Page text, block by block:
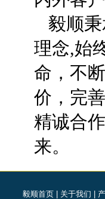
毅顺秉
理念,始
命，不
价，完
精诚合
来。
毅顺首页 关于我们